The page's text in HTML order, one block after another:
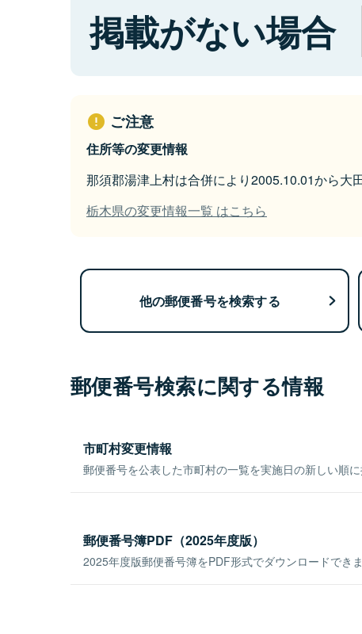
掲載がない場合
ご注意
住所等の変更情報
那須郡湯津上村は合併により2005.10.01から大
栃木県の変更情報一覧 はこちら
他の郵便番号を検索する
郵便番号検索に関する情報
市町村変更情報
郵便番号を公表した市町村の一覧を実施日の新しい順に
郵便番号簿PDF（2025年度版）
2025年度版郵便番号簿をPDF形式でダウンロードできま